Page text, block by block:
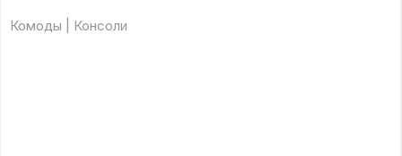
Комоды | Консоли